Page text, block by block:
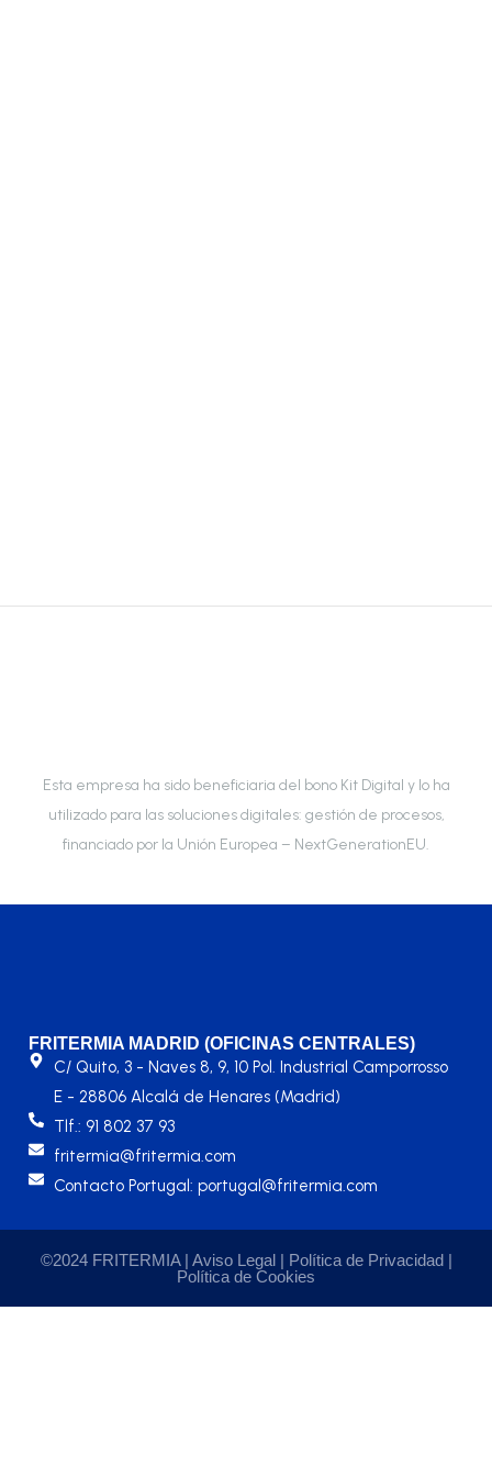
Esta empresa ha sido beneficiaria del bono Kit Digital y lo ha
utilizado para las soluciones digitales: gestión de procesos,
financiado por la Unión Europea – NextGenerationEU.
FRITERMIA MADRID (OFICINAS CENTRALES)
C/ Quito, 3 - Naves 8, 9, 10 Pol. Industrial Camporrosso
E - 28806 Alcalá de Henares (Madrid)
Tlf.: 91 802 37 93
fritermia@fritermia.com
Contacto Portugal: portugal@fritermia.com
©2024 FRITERMIA | Aviso Legal| Política de Privacidad|
Política de Cookies